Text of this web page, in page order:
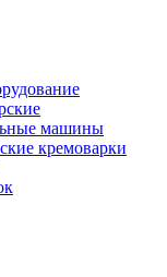
машины
кремоварки